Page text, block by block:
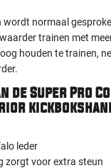
wordt normaal
trainen met
houden te trainen,
de Super Pro
leder
zorgt voor extra steun